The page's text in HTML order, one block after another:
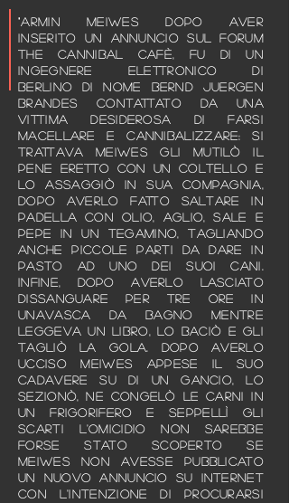
"Armin Meiwes dopo aver
inserito un annuncio sul forum
The Cannibal Cafè, fu di un
ingegnere elettronico di
Berlino di nome Bernd Juergen
Brandes contattato da una
vittima desiderosa di farsi
macellare e cannibalizzare: si
trattava Meiwes gli mutilò il
pene eretto con un coltello e
lo assaggiò in sua compagnia,
dopo averlo fatto saltare in
padella con olio, aglio, sale e
pepe in un tegamino,tagliando
anche piccole parti da dare in
pasto ad uno dei suoi cani.
Infine, dopo averlo lasciato
dissanguare per tre ore in
unavasca da bagno mentre
leggeva un libro, lo baciò e gli
tagliò la gola. Dopo averlo
ucciso Meiwes appese il suo
cadavere su di un gancio, lo
sezionò, ne congelò le carni in
un frigorifero e seppellì gli
scarti L'omicidio non sarebbe
forse stato scoperto se
Meiwes non avesse pubblicato
un nuovo annuncio su internet
con l'intenzione di procurarsi